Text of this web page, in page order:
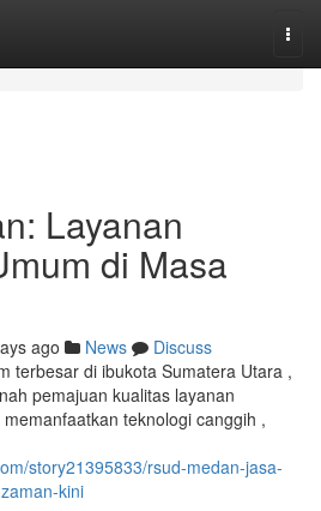
Layanan
di Masa
ago News
Discuss
terbesar di ibukota Sumatera Utara ,
pemajuan kualitas layanan
teknologi canggih ,
story21395833/rsud-medan-jasa-
kini